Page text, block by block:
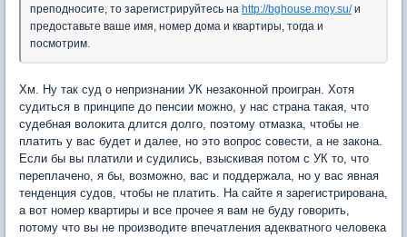
преподносите, то зарегистрируйтесь на http://bghouse.moy.su/и
предоставьте ваше имя, номер дома и квартиры, тогда и
посмотрим.
Хм. Ну так суд о непризнании УК незаконной проигран. Хотя
судиться в принципе до пенсии можно, у нас страна такая, что
судебная волокита длится долго, поэтому отмазка, чтобы не
платить у вас будет и далее, но это вопрос совести, а не закона.
Если бы вы платили и судились, взыскивая потом с УК то, что
переплачено, я бы, возможно, вас и поддержала, но у вас явная
тенденция судов, чтобы не платить. На сайте я зарегистрирована,
а вот номер квартиры и все прочее я вам не буду говорить,
потому что вы не производите впечатления адекватного человека